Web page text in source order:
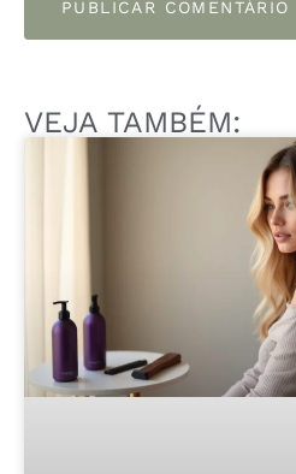
VEJA TAMBÉM: